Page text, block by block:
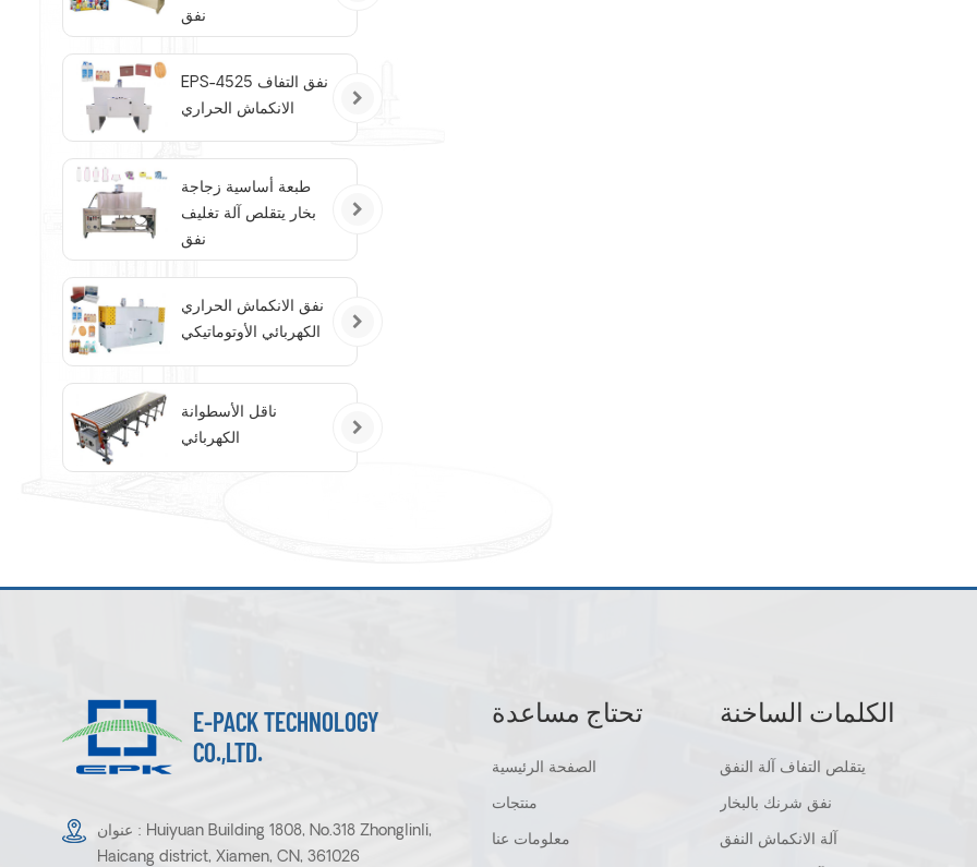
نفق
EPS-4525 نفق التفاف
الانكماش الحراري
طبعة أساسية زجاجة
بخار يتقلص آلة تغليف
نفق
نفق الانكماش الحراري
الكهربائي الأوتوماتيكي
ناقل الأسطوانة
الكهربائي
E-PACK TECHNOLOGY
CO.,LTD.
عنوان : Huiyuan Building 1808, No.318 Zhonglinli,
Haicang district, Xiamen, CN, 361026
تحتاج مساعدة
الصفحة الرئيسية
منتجات
معلومات عنا
الكلمات الساخنة
يتقلص التفاف آلة النفق
نفق شرنك بالبخار
آلة الانكماش النفق